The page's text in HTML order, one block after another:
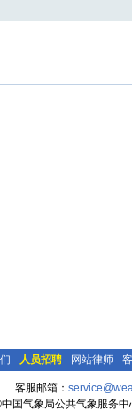
- 人员招聘 - 网站律师 -
客服邮箱：
国气象局公共气象服务